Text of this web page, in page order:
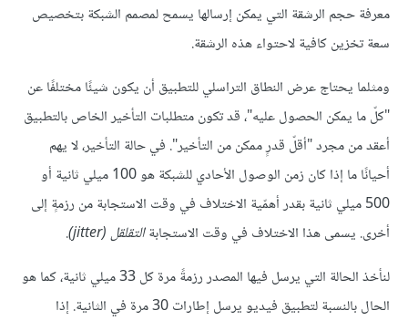
معرفة حجم الرشقة التي يمكن إرسالها يسمح لمصمم الشبكة بتخصيص
سعة تخزين كافية لاحتواء هذه الرشقة.
ومثلما يحتاج عرض النطاق التراسلي للتطبيق أن يكون شيئًا مختلفًا عن
"كلّ ما يمكن الحصول عليه"، قد تكون متطلبات التأخير الخاص بالتطبيق
أعقد من مجرد "أقلّ قدرٍ ممكن من التأخير". في حالة التأخير، لا يهم
أحيانًا ما إذا كان زمن الوصول الأحادي للشبكة هو 100 ميلي ثانية أو
500 ميلي ثانية بقدر أهمّية الاختلاف في وقت الاستجابة من رزمةٍ إلى
أخرى. يسمى هذا الاختلاف في وقت الاستجابةالتقلقل (jitter)
.
لنأخذ الحالة التي يرسل فيها المصدر رزمةً مرة كل 33 ميلي ثانية، كما هو
الحال بالنسبة لتطبيق فيديو يرسل إطارات 30 مرة في الثانية. إذا